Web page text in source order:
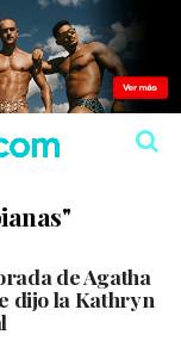
de Agatha
dijo la Kathryn